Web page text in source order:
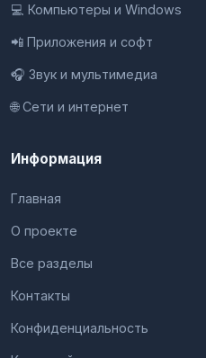
💻 Компьютеры и Windows
📲 Приложения и софт
🎧 Звук и мультимедиа
🌐 Сети и интернет
Информация
Главная
О проекте
Все разделы
Контакты
Конфиденциальность